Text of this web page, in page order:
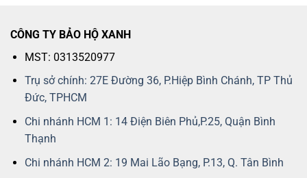
CÔNG TY BẢO HỘ XANH
MST: 0313520977
Trụ sở chính: 27E Đường 36, P.Hiệp Bình Chánh, TP Thủ
Đức, TPHCM
Chi nhánh HCM 1: 14 Điện Biên Phủ,P.25, Quận Bình
Thạnh
Chi nhánh HCM 2: 19 Mai Lão Bạng, P.13, Q. Tân Bình